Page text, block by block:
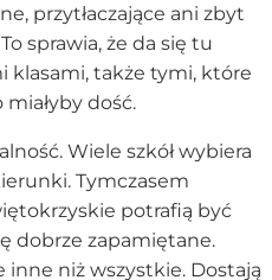
przytłaczające ani zbyt
sprawia, że da się tu
klasami, także tymi, które
dość.
Wiele szkół wybiera
Tymczasem
potrafią być
dobrze zapamiętane.
inne niż wszystkie. Dostają